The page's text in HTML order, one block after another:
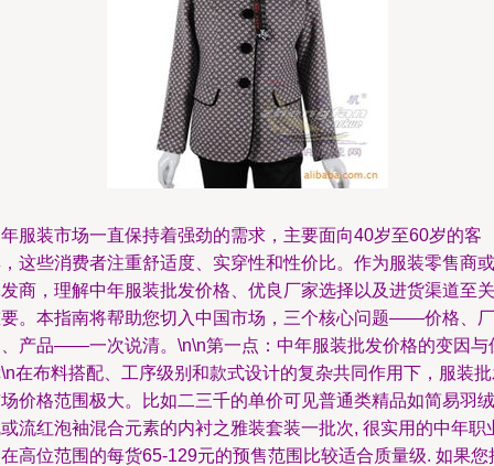
服装市场一直保持着强劲的需求，主要面向40岁至60岁的客
这些消费者注重舒适度、实穿性和性价比。作为服装零售商或
商，理解中年服装批发价格、优良厂家选择以及进货渠道至关
。本指南将帮助您切入中国市场，三个核心问题——价格、厂
产品——一次说清。\n\n第一点：中年服装批发价格的变因与
在布料搭配、工序级别和款式设计的复杂共同作用下，服装
价格范围极大。比如二三千的单价可见普通类精品如简易羽绒
流红泡袖混合元素的内衬之雅装套装一批次, 很实用的中年职
高位范围的每货65-129元的预售范围比较适合质量级. 如果您